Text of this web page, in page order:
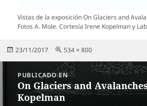
Vistas de la exposición On Glaciers and
Fotos A. Mole. Cortesía Irene Kopelman y
Publicado
23/11/2017
Tamaño
534 × 800
Navegación
entradas
PUBLICADO EN
On Glaciers and
Kopelman